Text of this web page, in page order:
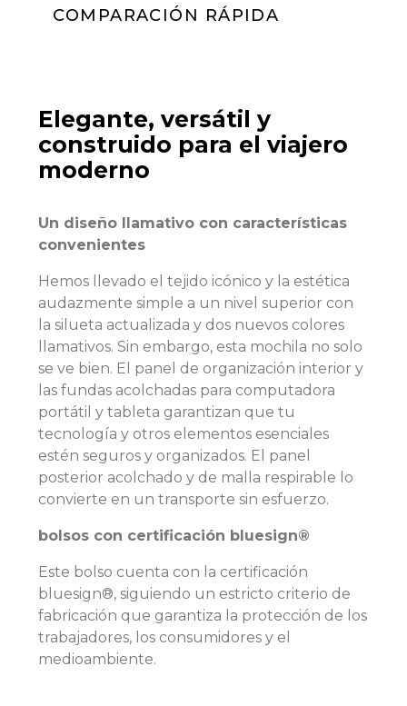
COMPARACIÓN RÁPIDA
Elegante, versátil y
construido para el viajero
moderno
Un diseño llamativo con características
convenientes
Hemos llevado el tejido icónico y la estética
audazmente simple a un nivel superior con
la silueta actualizada y dos nuevos colores
llamativos. Sin embargo, esta mochila no solo
se ve bien. El panel de organización interior y
las fundas acolchadas para computadora
portátil y tableta garantizan que tu
tecnología y otros elementos esenciales
estén seguros y organizados. El panel
posterior acolchado y de malla respirable lo
convierte en un transporte sin esfuerzo.
bolsos con certificación bluesign®
Este bolso cuenta con la certificación
bluesign®, siguiendo un estricto criterio de
fabricación que garantiza la protección de los
trabajadores, los consumidores y el
medioambiente.